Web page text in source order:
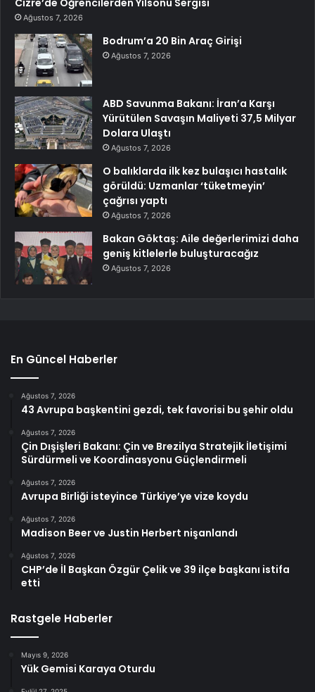
Cizre’de Öğrencilerden Yılsonu Sergisi
Ağustos 7, 2026
Bodrum’a 20 Bin Araç Girişi
Ağustos 7, 2026
ABD Savunma Bakanı: İran’a Karşı
Yürütülen Savaşın Maliyeti 37,5 Milyar
Dolara Ulaştı
Ağustos 7, 2026
O balıklarda ilk kez bulaşıcı hastalık
görüldü: Uzmanlar ‘tüketmeyin’
çağrısı yaptı
Ağustos 7, 2026
Bakan Göktaş: Aile değerlerimizi daha
geniş kitlelerle buluşturacağız
Ağustos 7, 2026
En Güncel Haberler
Ağustos 7, 2026
43 Avrupa başkentini gezdi, tek favorisi bu şehir oldu
Ağustos 7, 2026
Çin Dışişleri Bakanı: Çin ve Brezilya Stratejik İletişimi
Sürdürmeli ve Koordinasyonu Güçlendirmeli
Ağustos 7, 2026
Avrupa Birliği isteyince Türkiye’ye vize koydu
Ağustos 7, 2026
Madison Beer ve Justin Herbert nişanlandı
Ağustos 7, 2026
CHP’de İl Başkan Özgür Çelik ve 39 ilçe başkanı istifa
etti
Rastgele Haberler
Mayıs 9, 2026
Yük Gemisi Karaya Oturdu